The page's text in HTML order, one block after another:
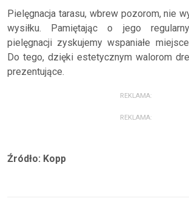
Pielęgnacja tarasu, wbrew pozorom, nie
wysiłku. Pamiętając o jego
pielęgnacji zyskujemy wspaniałe
Do tego, dzięki estetycznym walorom
prezentujące.
REKLAMA:
REKLAMA:
Źródło: Kopp